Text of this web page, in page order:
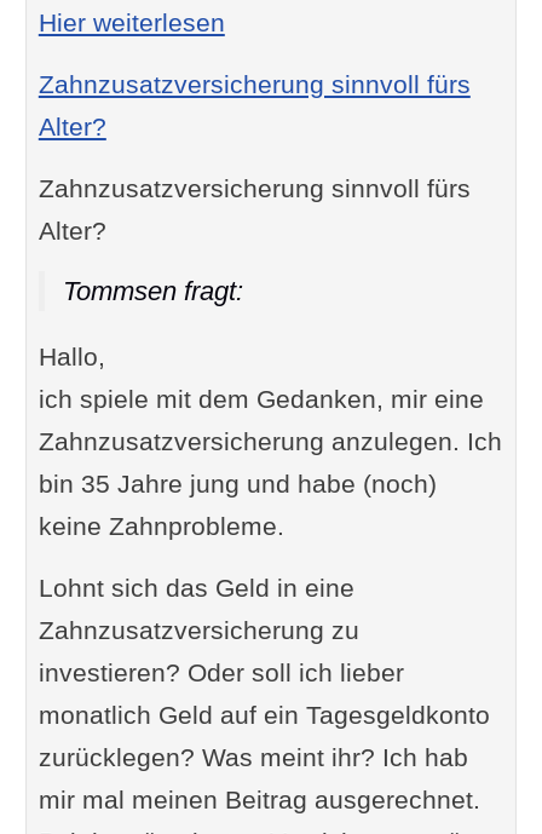
Hier weiterlesen: Geld verdienen als
Zahnzusatzversicherung sinnvoll fürs
Alter?
Zahnzusatzversicherung sinnvoll fürs
Alter?
Tommsen fragt:
Hallo,
ich spiele mit dem Gedanken, mir eine
Zahnzusatzversicherung anzulegen. Ich
bin 35 Jahre jung und habe (noch)
keine Zahnprobleme.
Lohnt sich das Geld in eine
Zahnzusatzversicherung zu
investieren? Oder soll ich lieber
monatlich Geld auf ein Tagesgeldkonto
zurücklegen? Was meint ihr? Ich hab
mir mal meinen Beitrag ausgerechnet.